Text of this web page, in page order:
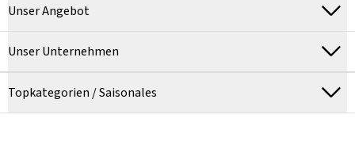
Unser Angebot
Unser Unternehmen
Topkategorien / Saisonales